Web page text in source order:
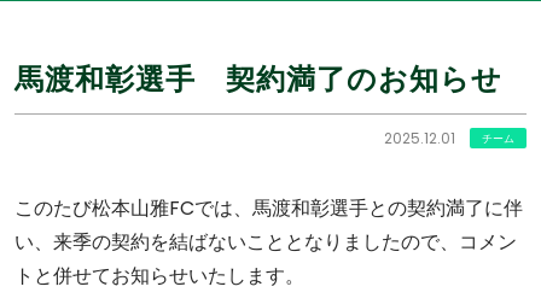
馬渡和彰選手 契約満了のお知らせ
2025.12.01 チーム
このたび松本山雅FCでは、馬渡和彰選手との契約満了に伴
い、来季の契約を結ばないこととなりましたので、コメン
トと併せてお知らせいたします。